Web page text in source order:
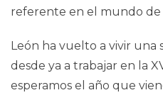
referente en el mundo de
León ha vuelto a vivir una
desde ya a trabajar en la
esperamos el año que